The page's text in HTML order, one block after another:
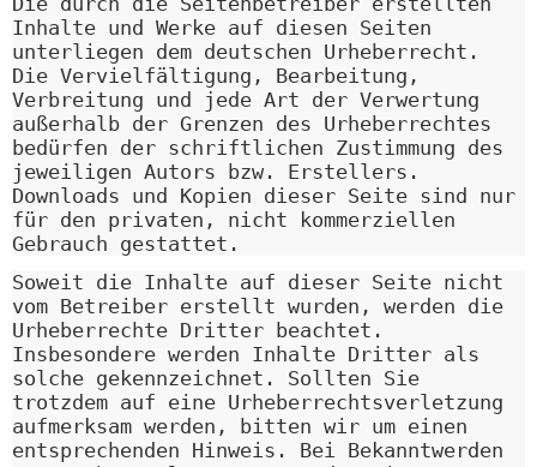
Inhalte und Werke auf diesen Seiten
unterliegen dem deutschen Urheberrecht.
Die Vervielfältigung, Bearbeitung,
Verbreitung und jede Art der Verwertung
außerhalb der Grenzen des Urheberrechtes
bedürfen der schriftlichen Zustimmung des
jeweiligen Autors bzw. Erstellers.
Downloads und Kopien dieser Seite sind nur
für den privaten, nicht kommerziellen
Gebrauch gestattet.
Soweit die Inhalte auf dieser Seite nicht
vom Betreiber erstellt wurden, werden die
Urheberrechte Dritter beachtet.
Insbesondere werden Inhalte Dritter als
solche gekennzeichnet. Sollten Sie
trotzdem auf eine Urheberrechtsverletzung
aufmerksam werden, bitten wir um einen
entsprechenden Hinweis. Bei Bekanntwerden